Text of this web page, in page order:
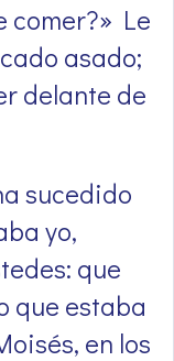
comer?» Le
asado;
delante de
sucedido
yo,
que
que estaba
en los